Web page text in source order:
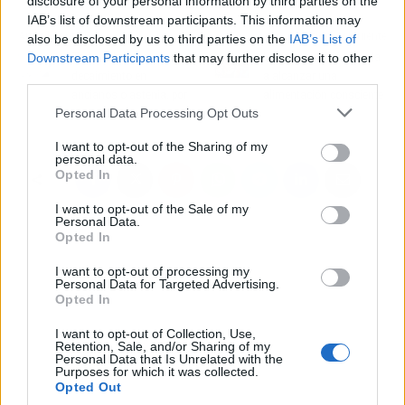
IAB’s list of downstream participants. This information may
also be disclosed by us to third parties on the IAB’s List of
Downstream Participants that may further disclose it to other
Personal Data Processing Opt Outs
I want to opt-out of the Sharing of my
personal data.
Opted In
I want to opt-out of the Sale of my
Personal Data.
Opted In
I want to opt-out of processing my
Personal Data for Targeted Advertising.
Opted In
I want to opt-out of Collection, Use,
Retention, Sale, and/or Sharing of my
Personal Data that Is Unrelated with the
Purposes for which it was collected.
Opted Out
Artículo anterior
Todo sobre el
Marta Canino
Artículo siguiente
La psiconutrición ayuda